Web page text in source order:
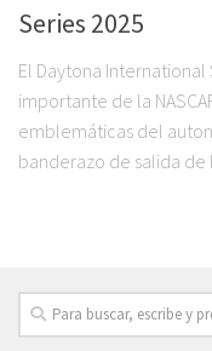
Series 2025
El Daytona
importante de la
emblemáticas del
banderazo de salida de